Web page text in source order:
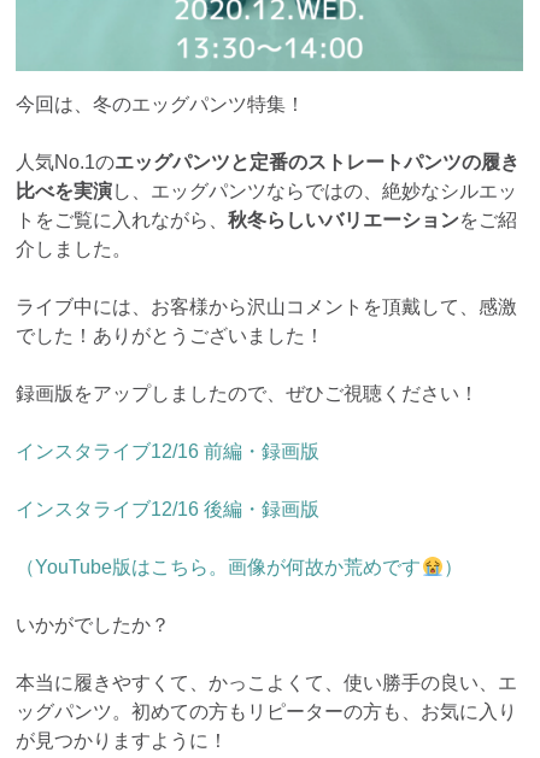
今回は、冬のエッグパンツ特集！
人気No.1のエッグパンツと定番のストレートパンツの履き
比べを実演し、エッグパンツならではの、絶妙なシルエッ
トをご覧に入れながら、秋冬らしいバリエーションをご紹
介しました。
ライブ中には、お客様から沢山コメントを頂戴して、感激
でした！ありがとうございました！
録画版をアップしましたので、ぜひご視聴ください！
インスタライブ12/16 前編・録画版
インスタライブ12/16 後編・録画版
（YouTube版はこちら。画像が何故か荒めです ）
いかがでしたか？
本当に履きやすくて、かっこよくて、使い勝手の良い、エ
ッグパンツ。初めての方もリピーターの方も、お気に入り
が見つかりますように！